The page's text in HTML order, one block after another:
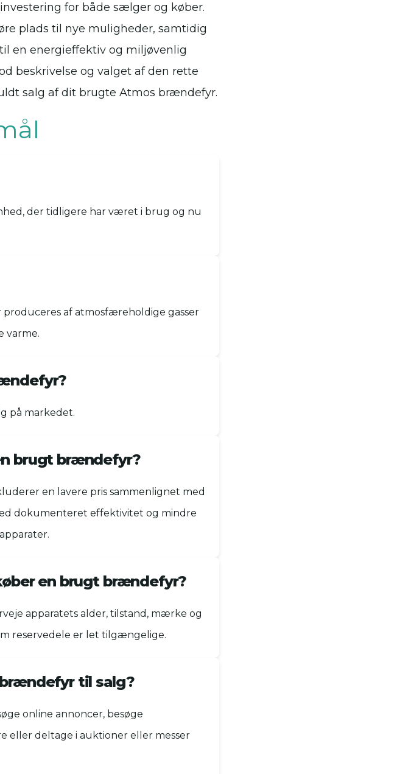
for både sælger og køber.
plads til nye muligheder, samtidig
en energieffektiv og miljøvenlig
beskrivelse og valget af den rette
salg af dit brugte Atmos brændefyr.
der tidligere har været i brug og nu
af atmosfæreholdige gasser
varme.
på markedet.
brugt brændefyr?
en lavere pris sammenlignet med
dokumenteret effektivitet og mindre
en brugt brændefyr?
apparatets alder, tilstand, mærke og
reservedele er let tilgængelige.
til salg?
online annoncer, besøge
eller deltage i auktioner eller messer